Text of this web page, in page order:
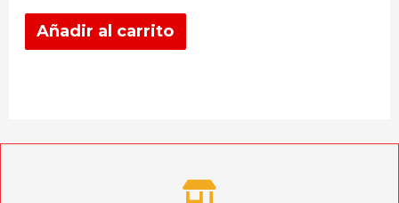
Añadir al carrito